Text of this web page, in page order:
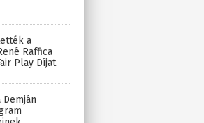
a
Raffica
Play Díjat